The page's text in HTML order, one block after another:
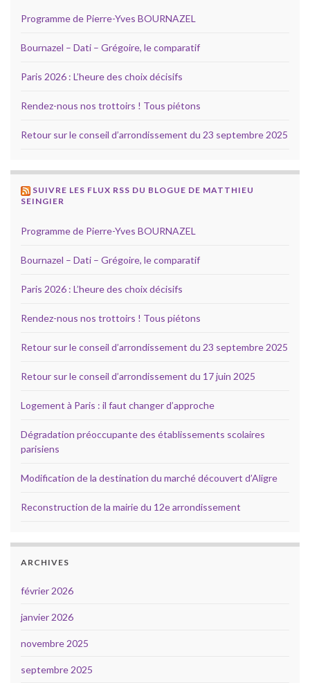
Programme de Pierre-Yves BOURNAZEL
Bournazel – Dati – Grégoire, le comparatif
Paris 2026 : L’heure des choix décisifs
Rendez-nous nos trottoirs ! Tous piétons
Retour sur le conseil d’arrondissement du 23 septembre 2025
SUIVRE LES FLUX RSS DU BLOGUE DE MATTHIEU
SEINGIER
Programme de Pierre-Yves BOURNAZEL
Bournazel – Dati – Grégoire, le comparatif
Paris 2026 : L’heure des choix décisifs
Rendez-nous nos trottoirs ! Tous piétons
Retour sur le conseil d’arrondissement du 23 septembre 2025
Retour sur le conseil d’arrondissement du 17 juin 2025
Logement à Paris : il faut changer d’approche
Dégradation préoccupante des établissements scolaires
parisiens
Modification de la destination du marché découvert d’Aligre
Reconstruction de la mairie du 12e arrondissement
ARCHIVES
février 2026
janvier 2026
novembre 2025
septembre 2025